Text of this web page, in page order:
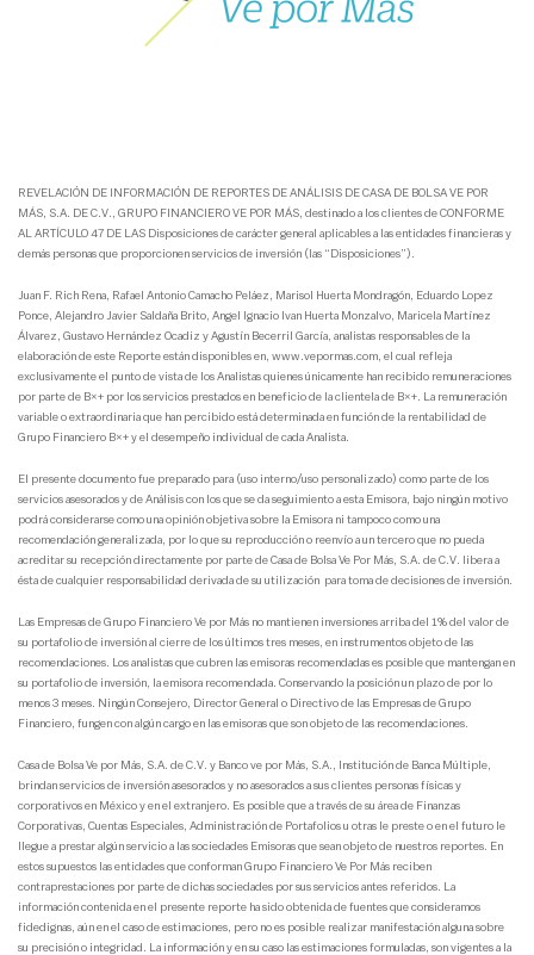
REVELACIÓN DE INFORMACIÓN DE REPORTES DE ANÁLISIS DE CASA DE BOLSA VE POR
MÁS, S.A. DE C.V., GRUPO FINANCIERO VE POR MÁS, destinado a los clientes de CONFORME
AL ARTÍCULO 47 DE LAS Disposiciones de carácter general aplicables a las entidades financieras y
demás personas que proporcionen servicios de inversión (las “Disposiciones”).
Juan F. Rich Rena, Rafael Antonio Camacho Peláez, Marisol Huerta Mondragón, Eduardo Lopez
Ponce, Alejandro Javier Saldaña Brito, Angel Ignacio Ivan Huerta Monzalvo, Maricela Martínez
Álvarez, Gustavo Hernández Ocadiz y Agustín Becerril García, analistas responsables de la
elaboración de este Reporte están disponibles en, www.vepormas.com, el cual refleja
exclusivamente el punto de vista de los Analistas quienes únicamente han recibido remuneraciones
por parte de B×+ por los servicios prestados en beneficio de la clientela de B×+. La remuneración
variable o extraordinaria que han percibido está determinada en función de la rentabilidad de
Grupo Financiero B×+ y el desempeño individual de cada Analista.
El presente documento fue preparado para (uso interno/uso personalizado) como parte de los
servicios asesorados y de Análisis con los que se da seguimiento a esta Emisora, bajo ningún motivo
podrá considerarse como una opinión objetiva sobre la Emisora ni tampoco como una
recomendación generalizada, por lo que su reproducción o reenvío a un tercero que no pueda
acreditar su recepción directamente por parte de Casa de Bolsa Ve Por Más, S.A. de C.V. libera a
ésta de cualquier responsabilidad derivada de su utilización para toma de decisiones de inversión.
Las Empresas de Grupo Financiero Ve por Más no mantienen inversiones arriba del 1% del valor de
su portafolio de inversión al cierre de los últimos tres meses, en instrumentos objeto de las
recomendaciones. Los analistas que cubren las emisoras recomendadas es posible que mantengan en
su portafolio de inversión, la emisora recomendada. Conservando la posición un plazo de por lo
menos 3 meses. Ningún Consejero, Director General o Directivo de las Empresas de Grupo
Financiero, fungen con algún cargo en las emisoras que son objeto de las recomendaciones.
Casa de Bolsa Ve por Más, S.A. de C.V. y Banco ve por Más, S.A., Institución de Banca Múltiple,
brindan servicios de inversión asesorados y no asesorados a sus clientes personas físicas y
corporativos en México y en el extranjero. Es posible que a través de su área de Finanzas
Corporativas, Cuentas Especiales, Administración de Portafolios u otras le preste o en el futuro le
llegue a prestar algún servicio a las sociedades Emisoras que sean objeto de nuestros reportes. En
estos supuestos las entidades que conforman Grupo Financiero Ve Por Más reciben
contraprestaciones por parte de dichas sociedades por sus servicios antes referidos. La
información contenida en el presente reporte ha sido obtenida de fuentes que consideramos
fidedignas, aún en el caso de estimaciones, pero no es posible realizar manifestación alguna sobre
su precisión o integridad. La información y en su caso las estimaciones formuladas, son vigentes a la